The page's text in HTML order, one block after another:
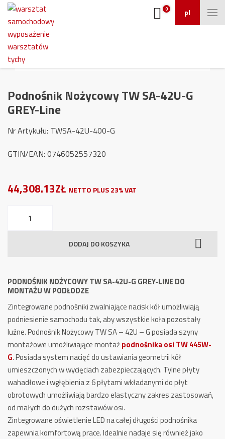
pl
0
Podnośnik Nożycowy TW SA-42U-G
GREY-Line
Nr Artykułu: TWSA-42U-400-G
GTIN/EAN: 0746052557320
44,308.13ZŁ NETTO PLUS 23% VAT
Podnośnik
G
Line
DODAJ DO KOSZYKA
PODNOŚNIK NOŻYCOWY TW SA-42U-G GREY-LINE DO
MONTAŻU W PODŁODZE
Zintegrowane podnośniki zwalniające nacisk kół umożliwiają
podniesienie samochodu tak, aby wszystkie koła pozostały
luźne. Podnośnik Nożycowy TW SA – 42U – G posiada szyny
montażowe umożliwiające montażpodnośnika osi TW 445W-
G.Posiada system nacięć do ustawiania geometrii kół
umieszczonych w wycięciach zabezpieczających. Tylne płyty
wahadłowe i wgłębienia z 6 płytami wkładanymi do płyt
obrotowych umożliwiają bardzo elastyczny zakres zastosowań,
od małych do dużych rozstawów osi.
Zintegrowane oświetlenie LED na całej długości podnośnika
zapewnia komfortową prace. Idealnie nadaje się również jako